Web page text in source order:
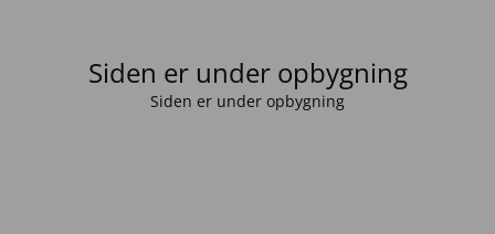
Siden er under opbygning
Siden er under opbygning